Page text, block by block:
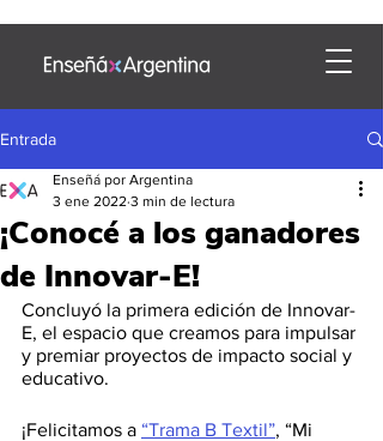
Entrada
¡Conocé a los ganadores
de Innovar-E!
Enseñá por Argentina
3 ene 2022 3 min de lectura
Concluyó la primera edición de Innovar-
E, el espacio que creamos para impulsar
y premiar proyectos de impacto social y
educativo.
¡Felicitamos a “Trama B Textil”, “Mi